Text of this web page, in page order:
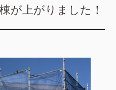
が上がりました！